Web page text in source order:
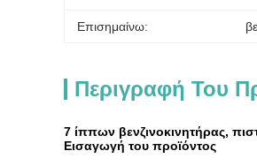
Επισημαίνω:
Περιγραφή Του
7 ίππων βενζινοκινητήρας,
Εισαγωγή του προϊόντος